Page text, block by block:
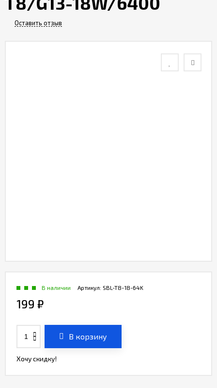
оплата
Оставить отзыв
Артикул: SBL-T8-18-64K
В наличии
199 ₽
В корзину
Хочу скидку!